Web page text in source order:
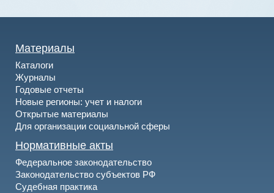
Материалы
Каталоги
Журналы
Годовые отчеты
Новые регионы: учет и налоги
Открытые материалы
Для организации социальной сферы
Нормативные акты
Федеральное законодательство
Законодательство субъектов РФ
Судебная практика